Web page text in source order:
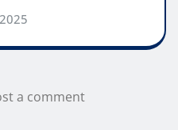
a comment